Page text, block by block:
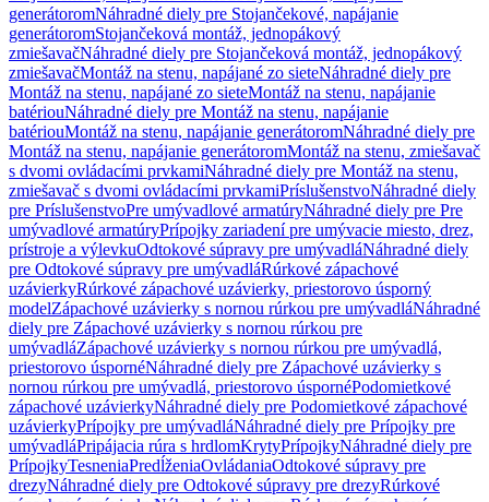
generátoromNáhradné diely pre Stojančekové, napájanie
generátoromStojančeková montáž, jednopákový
zmiešavačNáhradné diely pre Stojančeková montáž, jednopákový
zmiešavačMontáž na stenu, napájané zo sieteNáhradné diely pre
Montáž na stenu, napájané zo sieteMontáž na stenu, napájanie
batériouNáhradné diely pre Montáž na stenu, napájanie
batériouMontáž na stenu, napájanie generátoromNáhradné diely pre
Montáž na stenu, napájanie generátoromMontáž na stenu, zmiešavač
s dvomi ovládacími prvkamiNáhradné diely pre Montáž na stenu,
zmiešavač s dvomi ovládacími prvkamiPríslušenstvoNáhradné diely
pre PríslušenstvoPre umývadlové armatúryNáhradné diely pre Pre
umývadlové armatúryPrípojky zariadení pre umývacie miesto, drez,
prístroje a výlevkuOdtokové súpravy pre umývadláNáhradné diely
pre Odtokové súpravy pre umývadláRúrkové zápachové
uzávierkyRúrkové zápachové uzávierky, priestorovo úsporný
modelZápachové uzávierky s nornou rúrkou pre umývadláNáhradné
diely pre Zápachové uzávierky s nornou rúrkou pre
umývadláZápachové uzávierky s nornou rúrkou pre umývadlá,
priestorovo úspornéNáhradné diely pre Zápachové uzávierky s
nornou rúrkou pre umývadlá, priestorovo úspornéPodomietkové
zápachové uzávierkyNáhradné diely pre Podomietkové zápachové
uzávierkyPrípojky pre umývadláNáhradné diely pre Prípojky pre
umývadláPripájacia rúra s hrdlomKrytyPrípojkyNáhradné diely pre
PrípojkyTesneniaPredĺženiaOvládaniaOdtokové súpravy pre
drezyNáhradné diely pre Odtokové súpravy pre drezyRúrkové